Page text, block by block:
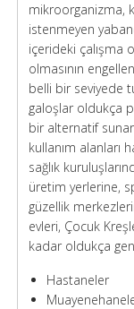
mikroorganizma,
istenmeyen
içerideki çalışma
olmasının
belli bir seviyede
galoşlar oldukça
bir alternatif
kullanım alanları
sağlık
üretim yerlerine,
güzellik
evleri, Çocuk
kadar oldukça
Hastaneler